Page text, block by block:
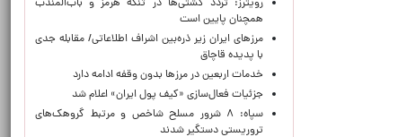
رویترز: تردد کشتی‌ها در تنگه هرمز و باب‌المندب
همچنان پایین است
مرزهای ایران زیر ذره‌بین اشراف اطلاعاتی/ مقابله جدی
با پدیده قاچاق
خدمات اربعین در مرزها بدون وقفه ادامه دارد
جزئیات فعال‌سازی «کیف پول ایران» اعلام شد
سپاه: ۸ شرور مسلح شاخص و مرتبط گروهک‌های
تروریستی دستگیر شدند